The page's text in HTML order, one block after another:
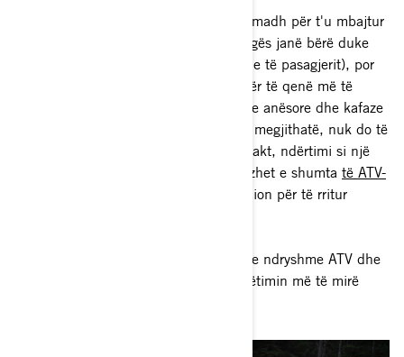
Siguria është gjithashtu një element i madh për t'u mbajtur
nën sy. Të gjitha automjetet jashtë rrugës janë bërë duke
pasur parasysh sigurinë e kalorësit (dhe të pasagjerit), por
automjetet SxS/UTV janë projektuar për të qenë më të
sigurta, pasi kanë rripa sigurie, zvarritje anësore dhe kafaze
rrotullimi në modelet e tyre bazë. Kjo, megjithatë, nuk do të
thotë se ATV-të janë të pasigurta. Në fakt, ndërtimi si një
automjet i sigurt është një nga avantazhet e shumta të ATV-
dhe ka shumë aksesorë në dispozicion për të rritur
Le të gërmojmë më thellë në modelet e ndryshme ATV dhe
SxS/UTV në mënyrë që të gjejmë udhëtimin më të mirë